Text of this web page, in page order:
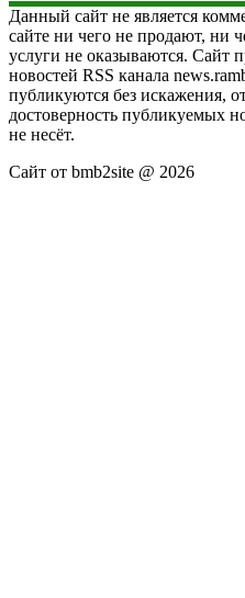
Данный сайт не является
сайте ни чего не продают, ни
услуги не оказываются. Сайт
новостей RSS канала
публикуются без искажения,
достоверность публикуемых
не несёт.
Сайт от bmb2site @ 2026